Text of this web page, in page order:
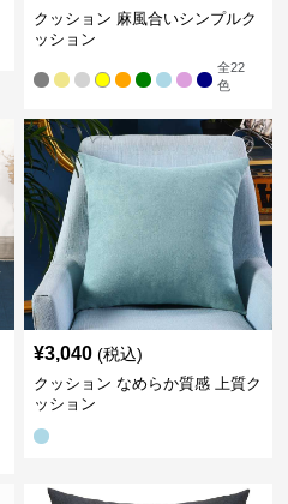
クッション 麻風合いシンプルク
ッション
全22
色
¥3,040 (税込)
クッション なめらか質感 上質ク
ッション